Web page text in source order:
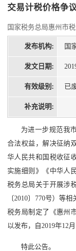
交易计税价格争
国家税务总局惠州市
发布机构: 国
发文日期:
有效级别: 已
补充说明:
为进一步规范我
合法权益，解决征纳
华人民共和国税收征
实施细则》《中华人
税务总局关于开展涉
〔2010〕770号）等
税务局制定了《惠州
以发布，自2019年12月
特此公告。